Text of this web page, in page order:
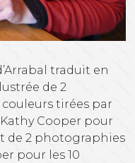
traduit en
de 2
tirées par
Cooper pour
de 2 photographies
pour les 10